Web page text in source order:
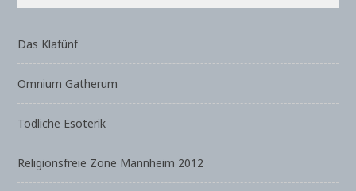
Das Klafünf
Omnium Gatherum
Tödliche Esoterik
Religionsfreie Zone Mannheim 2012